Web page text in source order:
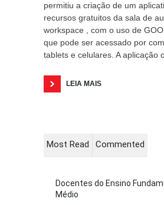
permitiu a criação de um
recursos gratuitos da sala de
workspace , com o uso de
que pode ser acessado por
tablets e celulares. A aplicação
LEIA MAIS
Most Read Commented
Docentes do Ensino
Médio